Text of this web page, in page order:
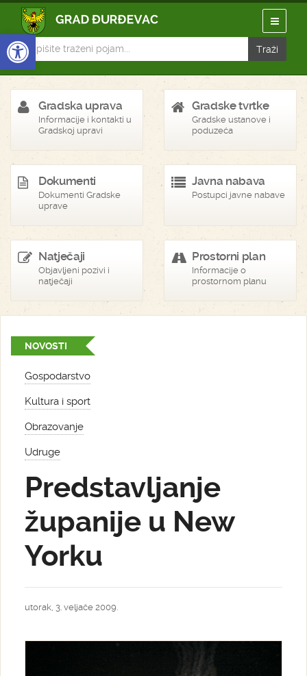
Open toolbar
Gradska uprava
Informacije i kontakti u
Gradskoj upravi
Gradske tvrtke
Gradske ustanove i
poduzeća
Dokumenti
Dokumenti Gradske
uprave
Javna nabava
Postupci javne nabave
Natječaji
Objavljeni pozivi i
natječaji
Prostorni plan
Informacije o
prostornom planu
NOVOSTI
Gospodarstvo
Kultura i sport
Obrazovanje
Udruge
Predstavljanje
županije u New
Yorku
utorak, 3. veljače 2009.